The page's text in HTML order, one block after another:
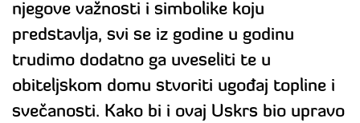
njegove važnosti i simbolike koju
predstavlja, svi se iz godine u godinu
trudimo dodatno ga uveseliti te u
obiteljskom domu stvoriti ugođaj topline i
svečanosti. Kako bi i ovaj Uskrs bio upravo